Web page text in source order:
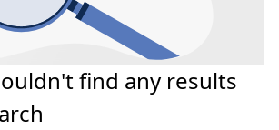
find any results